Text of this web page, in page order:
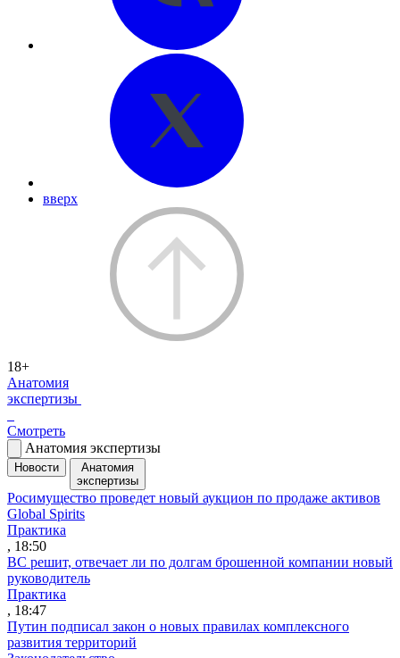
вверх
18+
Анатомия
экспертизы
Смотреть
Анатомия экспертизы
Новости
Анатомия
экспертизы
Росимущество проведет новый аукцион по продаже активов
Global Spirits
Практика
, 18:50
ВС решит, отвечает ли по долгам брошенной компании новый
руководитель
Практика
, 18:47
Путин подписал закон о новых правилах комплексного
развития территорий